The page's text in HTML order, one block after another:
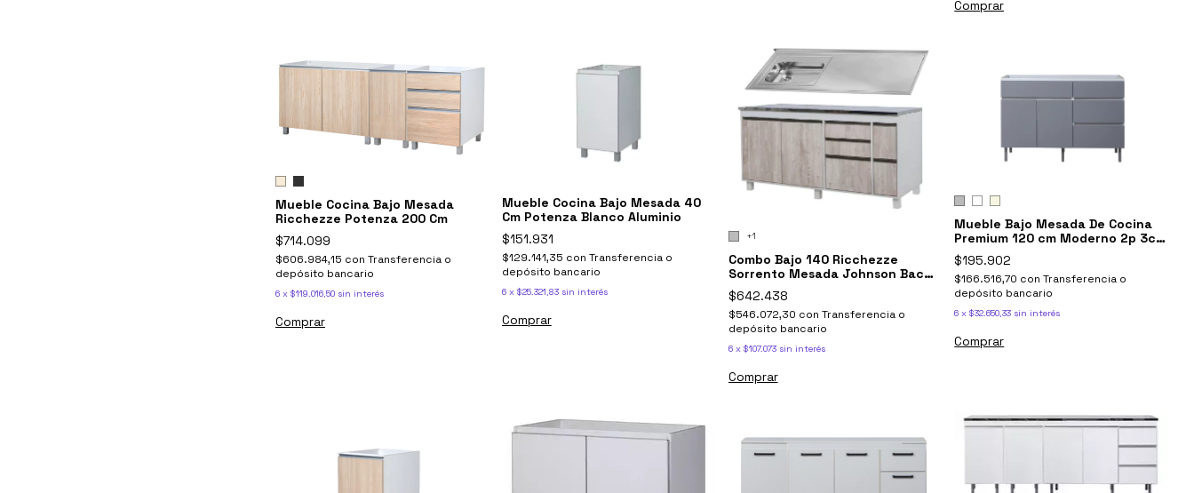
Mueble Cocina Bajo Mesada
Ricchezze Potenza 200 Cm
$714.099
$606.984,15 con Transferencia o
depósito bancario
6 x $119.016,50 sin interés
Comprar
Mueble Cocina Bajo Mesada 40
Cm Potenza Blanco Aluminio
$151.931
$129.141,35 con Transferencia o
depósito bancario
6 x $25.321,83 sin interés
Comprar
+1
Combo Bajo 140 Ricchezze
Sorrento Mesada Johnson Bacha
Simple
$642.438
$546.072,30 con Transferencia o
depósito bancario
6 x $107.073 sin interés
Comprar
Mueble Bajo Mesada De Cocina
Premium 120 cm Moderno 2p 3c
Livorno - Ricchezze
$195.902
$166.516,70 con Transferencia o
depósito bancario
6 x$32.650,33 sin interés
Comprar